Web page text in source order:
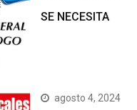
SE NECESITA
agosto 4, 2024